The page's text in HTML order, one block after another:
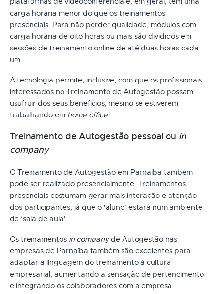
carga horária menor do que os treinamentos
presenciais. Para não perder qualidade, módulos com
carga horária de oito horas ou mais são divididos em
sessões de treinamento online de até duas horas cada
um.
A tecnologia permite, inclusive, com que os profissionais
interessados no Treinamento de Autogestão possam
usufruir dos seus benefícios, mesmo se estiverem
trabalhando em home office.
Treinamento de Autogestão pessoal ou in
company
O Treinamento de Autogestão em Parnaíba também
pode ser realizado presencialmente. Treinamentos
presenciais costumam gerar mais interação e atenção
dos participantes, já que o 'aluno' estará num ambiente
de ‘sala de aula'.
Os treinamentos in companyde Autogestão nas
empresas de Parnaíba também são excelentes para
adaptar a linguagem do treinamento à cultura
empresarial, aumentando a sensação de pertencimento
e integrando os colaboradores com a empresa.